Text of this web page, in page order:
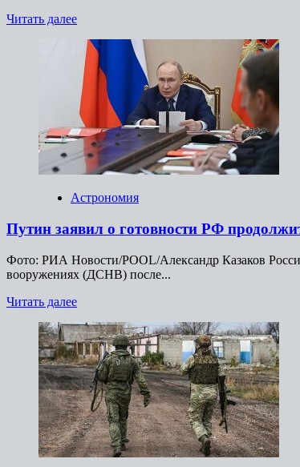
Читать далееПрочитать
Полянский
указал
на
отсутствие
у
Эстонии
данных
о
нарушении
пространства
Астрономия
Путин заявил о готовности РФ
Фото: РИА Новости/POOL/Александр Казаков
вооружениях (ДСНВ) после...
Читать далееПрочитать
о
Путин
заявил
о
готовности
РФ
продолжить
придерживаться
ДСНВ
после